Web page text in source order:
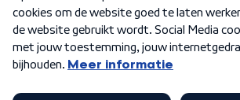
Algemene voorwaarden Privacybeleid